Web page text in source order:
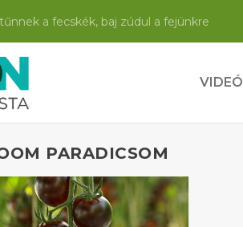
a fecskék, baj zúdul a fejünkre
VIDEÓ
PARADICSOM